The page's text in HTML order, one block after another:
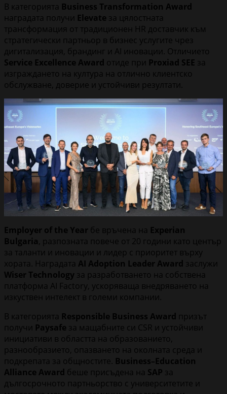
В категорията Business Transformation Award
наградата получи Elevate за цялостната
трансформация от традиционен HR доставчик към
стратегически партньор в бизнес услугите чрез
дигитализация, брандинг и AI иновации. Отличието
Service Excellence Award отиде при Proxiad SEE за
изграждането на култура на отлично клиентско
обслужване, доверие и устойчиви резултати.
Employer of the Year бе връчена на Experian
Bulgaria, разпозната повече от 20 години като център
за таланти и иновации и лидер с приоритет върху
хората. Наградата AI Adoption Leader Award заслужи
Wiser Technology за разработването на собствена
платформа AI Factory, ускоряваща внедряването на
изкуствен интелект в големи компании.
В категорията Responsible Business Award призът
получи Paysafe за мащабните си CSR и устойчиви
инициативи в областта на образованието,
разнообразието, опазването на околната среда и
подкрепата за общностите. Business–Education
Alliance Award беше присъдена на SAP за
дългосрочното партньорство с университетите и